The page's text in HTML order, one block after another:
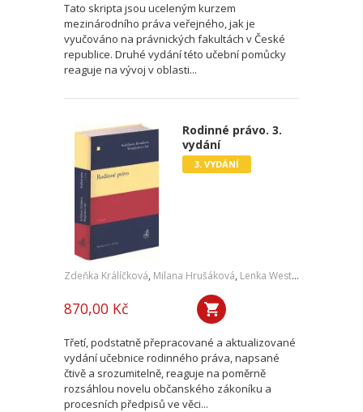
Tato skripta jsou uceleným kurzem
mezinárodního práva veřejného, jak je
vyučováno na právnických fakultách v České
republice. Druhé vydání této učební pomůcky
reaguje na vývoj v oblasti...
Rodinné právo. 3.
vydání
3. VYDÁNÍ
Zdeňka Králíčková, Milana Hrušáková, Lenka Westphalová
870,00 Kč
Třetí, podstatně přepracované a aktualizované
vydání učebnice rodinného práva, napsané
čtivě a srozumitelně, reaguje na poměrně
rozsáhlou novelu občanského zákoníku a
procesních předpisů ve věci...